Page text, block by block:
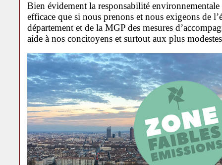
Bien évidement la responsabilité
efficace que si nous prenons et nous exigeons de
département et de la MGP des mesures
aide à nos concitoyens et surtout aux plus